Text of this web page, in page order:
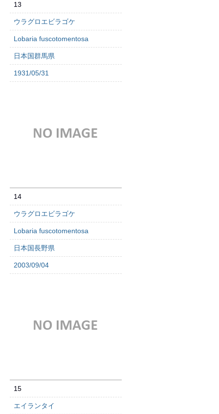
13
ウラグロエビラゴケ
Lobaria fuscotomentosa
日本国群馬県
1931/05/31
14
ウラグロエビラゴケ
Lobaria fuscotomentosa
日本国長野県
2003/09/04
15
エイランタイ